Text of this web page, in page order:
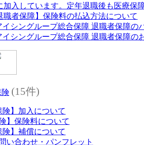
入しています。定年退職後も医療保
職者保障】保険料の払込方法について
シングループ総合保障 退職者保障の
シングループ総合保障 退職者保障の
(15件)
険】加入について
】保険料について
険】補償について
い合わせ・パンフレット